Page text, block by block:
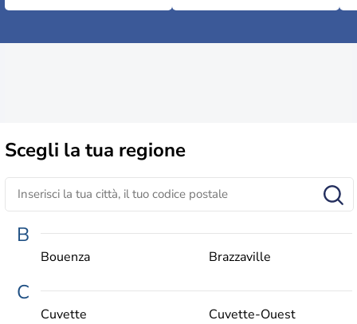
Scegli la tua regione
B
Bouenza Brazzaville
C
Cuvette Cuvette-Ouest